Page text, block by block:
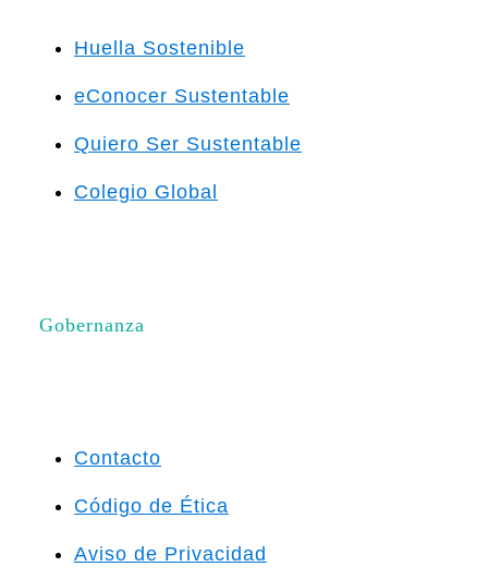
Huella Sostenible
eConocer Sustentable
Quiero Ser Sustentable
Colegio Global
Gobernanza
Contacto
Código de Ética
Aviso de Privacidad